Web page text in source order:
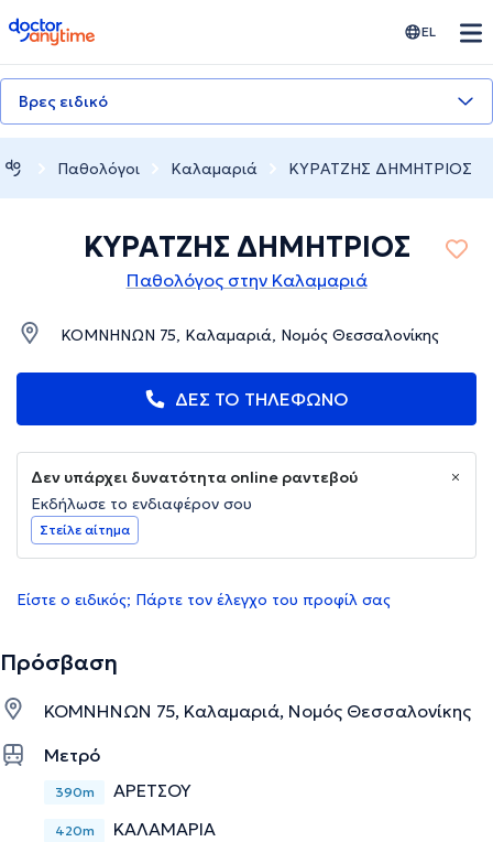
doctoranytime EL
Βρες ειδικό
Παθολόγοι Καλαμαριά ΚΥΡΑΤΖΗΣ ΔΗΜΗΤΡΙΟΣ
ΚΥΡΑΤΖΗΣ ΔΗΜΗΤΡΙΟΣ
Παθολόγος στην Καλαμαριά
ΚΟΜΝΗΝΩΝ 75, Καλαμαριά, Νομός Θεσσαλονίκης
ΔΕΣ ΤΟ ΤΗΛΕΦΩΝΟ
Δεν υπάρχει δυνατότητα online ραντεβού
Εκδήλωσε το ενδιαφέρον σου
Στείλε αίτημα
Είστε ο ειδικός; Πάρτε τον έλεγχο του προφίλ σας
Πρόσβαση
ΚΟΜΝΗΝΩΝ 75, Καλαμαριά, Νομός Θεσσαλονίκης
Μετρό
390m ΑΡΕΤΣΟΥ
420m ΚΑΛΑΜΑΡΙΑ